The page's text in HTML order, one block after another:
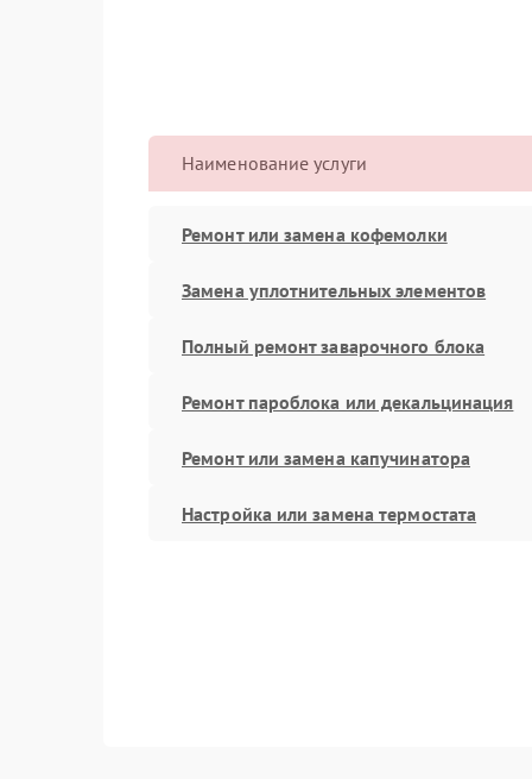
Наименование услуги
Ремонт или замена кофемолки
Замена уплотнительных элементов
Полный ремонт заварочного блока
Ремонт пароблока или декальцинация
Ремонт или замена капучинатора
Настройка или замена термостата